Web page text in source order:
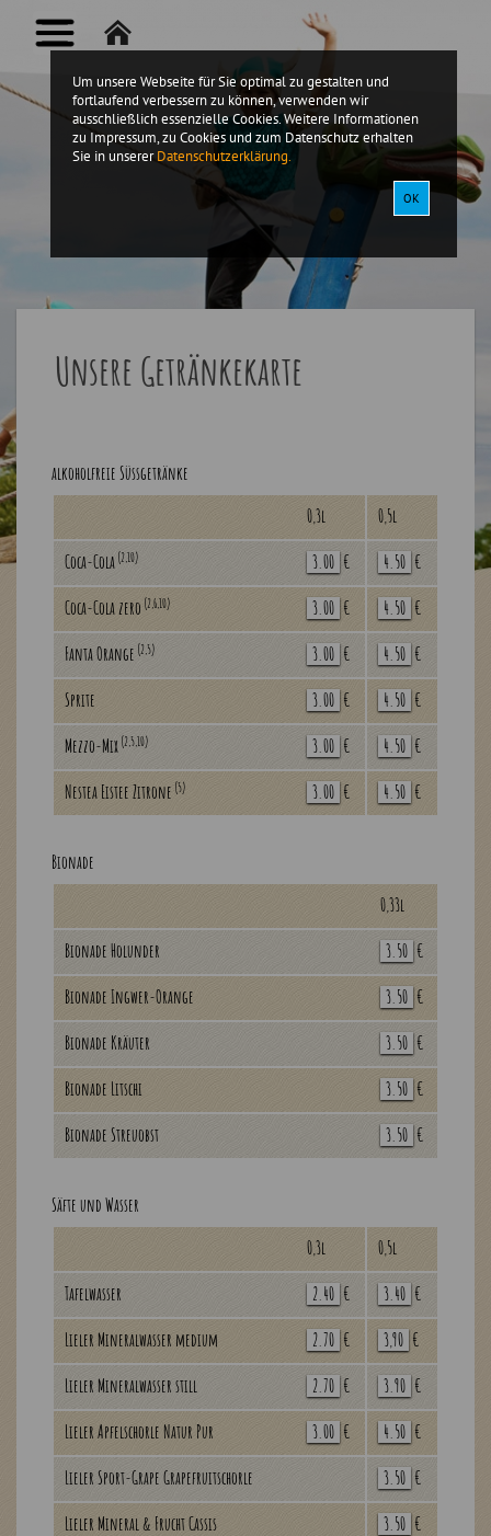
Um unsere Webseite für Sie optimal zu gestalten und
fortlaufend verbessern zu können, verwenden wir
ausschließlich essenzielle Cookies. Weitere Informationen
zu Impressum, zu Cookies und zum Datenschutz erhalten
Sie in unsererDatenschutzerklärung.
OK
Unsere Getränkekarte
alkoholfreie Süssgetränke
0,3l
0,5l
Coca-Cola (2,10) 3.00 € 4.50 €
Coca-Cola zero (2,6,10) 3.00 € 4.50 €
Fanta Orange (2,5) 3.00 € 4.50 €
Sprite 3.00 € 4.50 €
Mezzo-Mix (2,5,10) 3.00 € 4.50 €
Nestea Eistee Zitrone (5) 3.00 € 4.50 €
Bionade
0,33l
Bionade Holunder 3.50 €
Bionade Ingwer-Orange 3.50 €
Bionade Kräuter 3.50 €
Bionade Litschi 3.50 €
Bionade Streuobst 3.50 €
Säfte und Wasser
0,3l
0,5l
Tafelwasser 2.40 € 3.40 €
Lieler Mineralwasser medium 2.70 € 3,90 €
Lieler Mineralwasser still 2.70 € 3.90 €
Lieler Apfelschorle Natur Pur 3.00 € 4.50 €
Lieler Sport-Grape Grapefruitschorle 3.50 €
Lieler Mineral & Frucht Cassis 3.50 €